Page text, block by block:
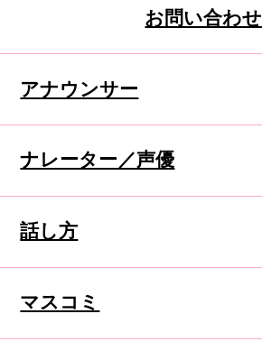
お問い合わせ
アナウンサー
ナレーター／声優
話し方
マスコミ